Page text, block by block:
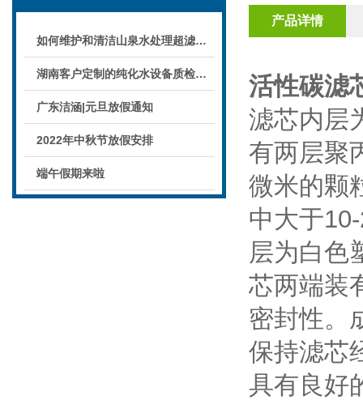
产品详情
活性碳滤
滤芯内层
有两层聚
微米的颗
中大于
层为白色
芯两端装
密封性。
保持滤芯
具有良好
如何维护和清洁山泉水处理超滤系统
湖南客户定制的纯化水设备质检后准备发货！
广东洁涵|元旦放假通知
2022年中秋节放假安排
端午假期来啦